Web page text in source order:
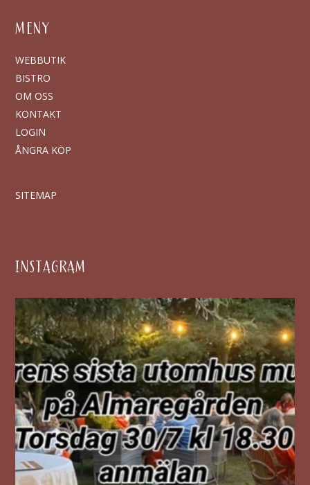
MENY
WEBBUTIK
BISTRO
OM OSS
KONTAKT
LOGIN
ÅNGRA KÖP
SITEMAP
INSTAGRAM